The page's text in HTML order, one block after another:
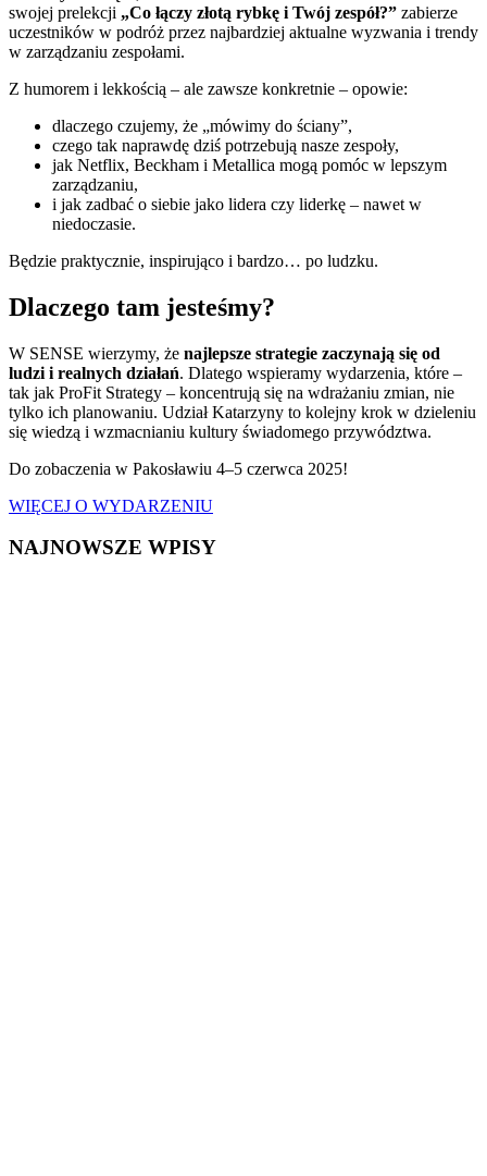
swojej prelekcji „Co łączy złotą rybkę i Twój zespół?” zabierze
uczestników w podróż przez najbardziej aktualne wyzwania i trendy
w zarządzaniu zespołami.
Z humorem i lekkością – ale zawsze konkretnie – opowie:
dlaczego czujemy, że „mówimy do ściany”,
czego tak naprawdę dziś potrzebują nasze zespoły,
jak Netflix, Beckham i Metallica mogą pomóc w lepszym
zarządzaniu,
i jak zadbać o siebie jako lidera czy liderkę – nawet w
niedoczasie.
Będzie praktycznie, inspirująco i bardzo… po ludzku.
Dlaczego tam jesteśmy?
W SENSE wierzymy, że najlepsze strategie zaczynają się od
ludzi i realnych działań. Dlatego wspieramy wydarzenia, które –
tak jak ProFit Strategy – koncentrują się na wdrażaniu zmian, nie
tylko ich planowaniu. Udział Katarzyny to kolejny krok w dzieleniu
się wiedzą i wzmacnianiu kultury świadomego przywództwa.
Do zobaczenia w Pakosławiu 4–5 czerwca 2025!
WIĘCEJ O WYDARZENIU
NAJNOWSZE WPISY